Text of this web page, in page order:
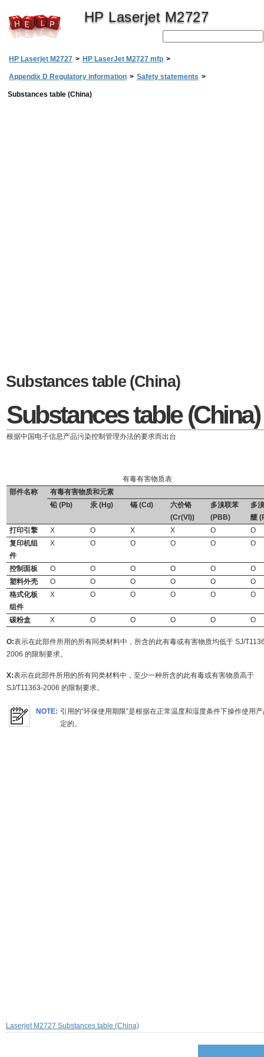
HP Laserjet M2727
HP Laserjet M2727 > HP LaserJet M2727 mfp >
Appendix D Regulatory information > Safety statements >
Substances table (China)
Substances table (China)
Substances table (China)
根据中国电子信息产品污染控制管理办法的要求而出台
有毒有害物质表
部件名称
有毒有害物质和元素
铅 (Pb)
汞 (Hg) 镉 (Cd)
六价铬
(Cr(VI))
多溴联苯
(PBB)
多
醚
打印引擎
X O X X O
O
复印机组
件
X O O O O O
控制面板 O O O O O
O
塑料外壳
O O O O O
O
格式化板
组件
X O O O O O
碳粉盒 X O O O O O
O:表示在此部件所用的所有同类材料中，所含的此有毒或有害物质均低于 SJ/
2006 的限制要求。
X:表示在此部件所用的所有同类材料中，至少一种所含的此有毒或有害物质高于
SJ/T11363-2006 的限制要求。
NOTE: 引用的“环保使用期限”是根据在正常温度和湿度条件下操作使用
定的。
Laserjet M2727 Substances table (China)